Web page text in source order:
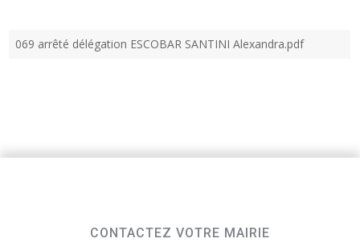
069 arrêté délégation ESCOBAR SANTINI Alexandra.pdf
CONTACTEZ VOTRE MAIRIE